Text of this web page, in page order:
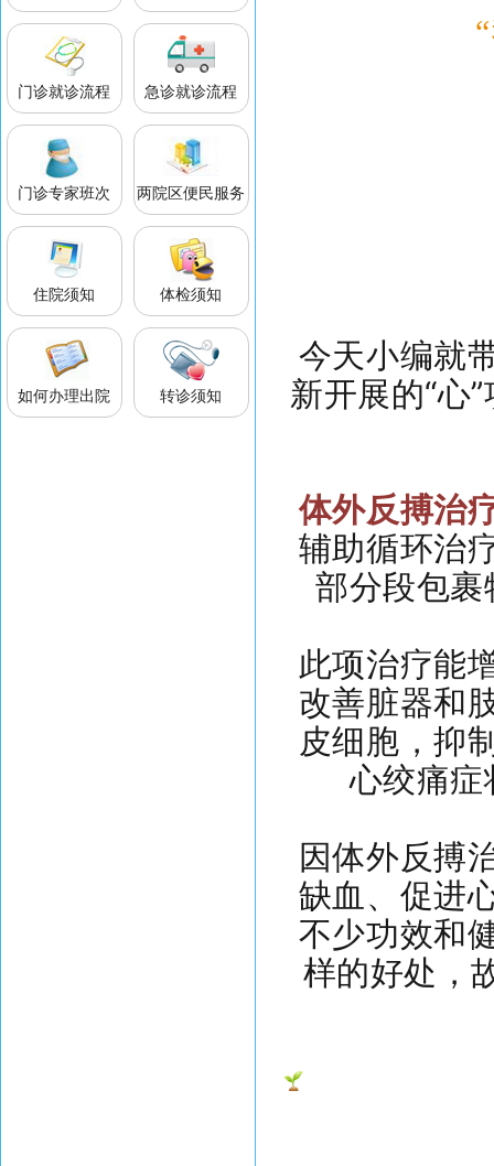
门诊就诊流程 急诊就诊流程
门诊专家班次 两院区便民服务
住院须知 体检须知
如何办理出院 转诊须知
今天小编就
新开展的“心
体外反搏治
辅助循环治
部分段包
此项治疗能
改善脏器和
皮细胞，抑
心绞痛
因体外反搏
缺血、促进
不少功效和
样的好处，